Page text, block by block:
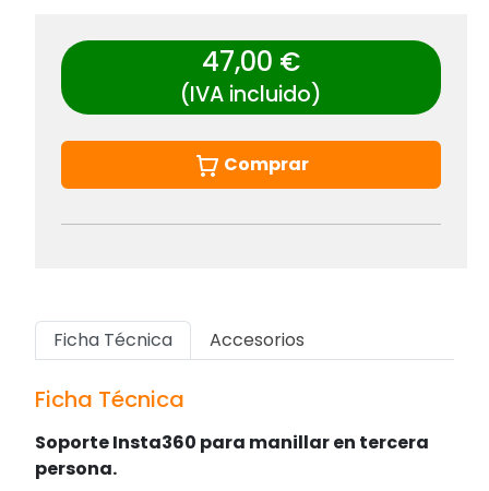
47,00 €
(IVA incluido)
Comprar
Ficha Técnica Accesorios
Ficha Técnica
Soporte Insta360 para manillar en tercera
persona.